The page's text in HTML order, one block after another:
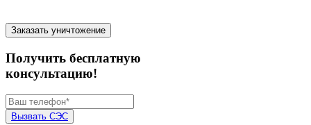
Заказать уничтожение
Получить бесплатную
консультацию!
Вызвать СЭС